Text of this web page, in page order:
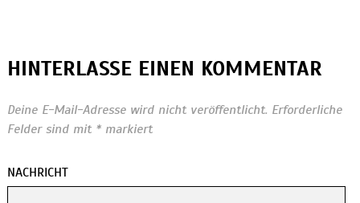
HINTERLASSE EINEN KOMMENTAR
Deine E-Mail-Adresse wird nicht veröffentlicht. Erforderliche
Felder sind mit *markiert
NACHRICHT